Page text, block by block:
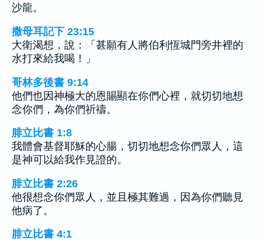
沙龍。
撒母耳記下 23:15
大衛渴想，說：「甚願有人將伯利恆城門旁井裡的
水打來給我喝！」
哥林多後書 9:14
他們也因神極大的恩賜顯在你們心裡，就切切地想
念你們，為你們祈禱。
腓立比書 1:8
我體會基督耶穌的心腸，切切地想念你們眾人，這
是神可以給我作見證的。
腓立比書 2:26
他很想念你們眾人，並且極其難過，因為你們聽見
他病了。
腓立比書 4:1